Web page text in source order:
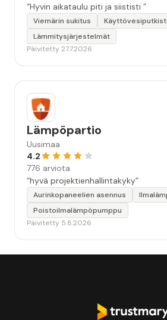
“Hyvin aikataulu piti ja siististi ”
Viemärin sukitus
Lämmitysjärjestelmät
Päivitetty 27.7.2026
Lämpöpartio
Uusimaa
4.2
776 arviota
“hyvä projektienhallintakyky”
Aurinkopaneelien asennus
Poistoilmalämpöpumppu
Päivitetty 5.8.2026